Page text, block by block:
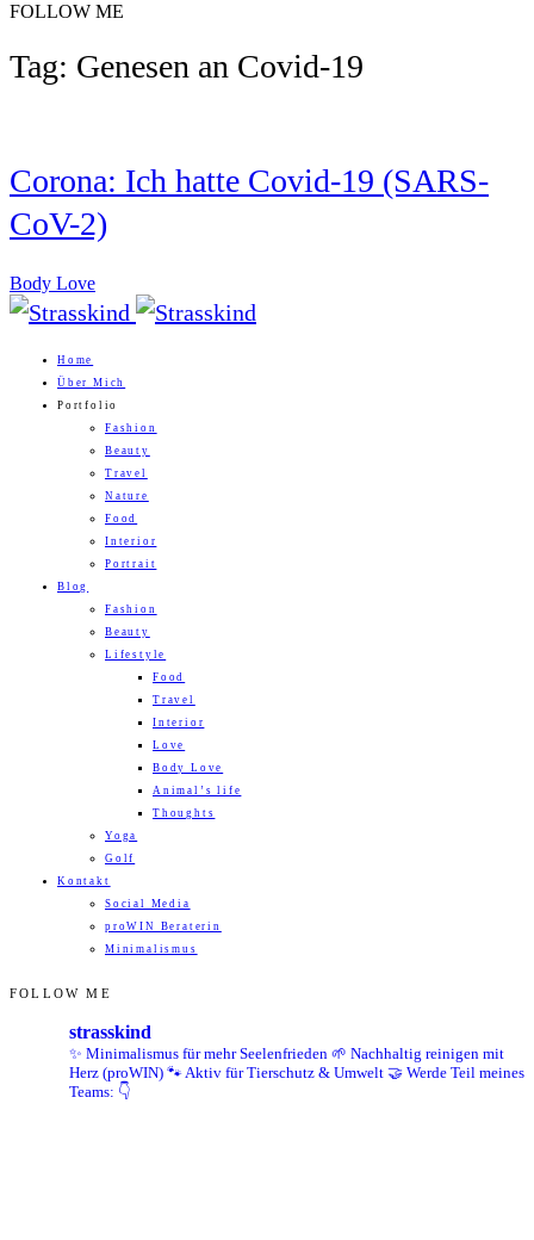
FOLLOW ME
Tag: Genesen an Covid-19
Corona: Ich hatte Covid-19 (SARS-
CoV-2)
Body Love
Home
Über Mich
Portfolio
Fashion
Beauty
Travel
Nature
Food
Interior
Portrait
Blog
Fashion
Beauty
Lifestyle
Food
Travel
Interior
Love
Body Love
Animal’s life
Thoughts
Yoga
Golf
Kontakt
Social Media
proWIN Beraterin
Minimalismus
FOLLOW ME
strasskind
✨ Minimalismus für mehr Seelenfrieden 🌱 Nachhaltig reinigen mit
Herz (proWIN) 🐾 Aktiv für Tierschutz & Umwelt 🤝 Werde Teil meines
Teams: 👇